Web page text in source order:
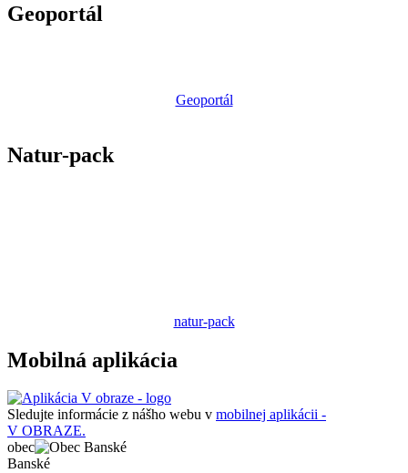
Geoportál
Geoportál
Natur-pack
natur-pack
Mobilná aplikácia
Sledujte informácie z nášho webu v mobilnej aplikácii -
V OBRAZE.
obec
Banské